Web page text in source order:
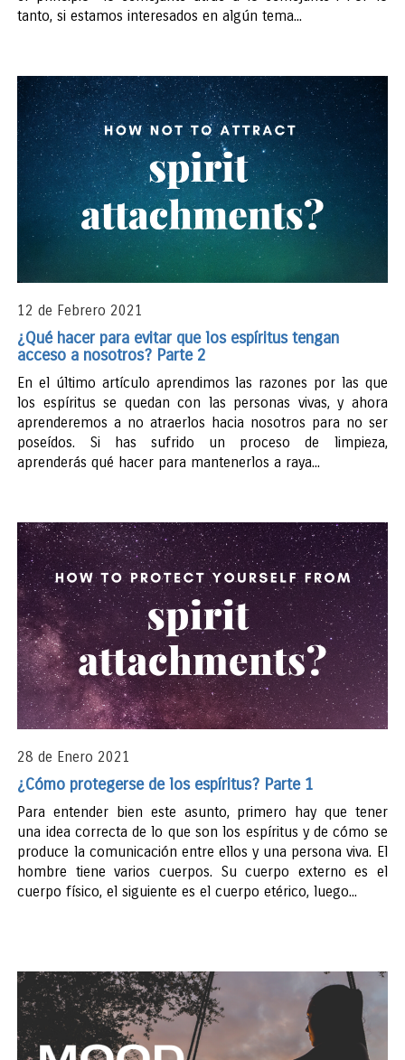
tanto, si estamos interesados en algún tema...
12 de Febrero 2021
¿Qué hacer para evitar que los espíritus tengan
acceso a nosotros? Parte 2
En el último artículo aprendimos las razones por las que
los espíritus se quedan con las personas vivas, y ahora
aprenderemos a no atraerlos hacia nosotros para no ser
poseídos. Si has sufrido un proceso de limpieza,
aprenderás qué hacer para mantenerlos a raya...
28 de Enero 2021
¿Cómo protegerse de los espíritus? Parte 1
Para entender bien este asunto, primero hay que tener
una idea correcta de lo que son los espíritus y de cómo se
produce la comunicación entre ellos y una persona viva. El
hombre tiene varios cuerpos. Su cuerpo externo es el
cuerpo físico, el siguiente es el cuerpo etérico, luego...